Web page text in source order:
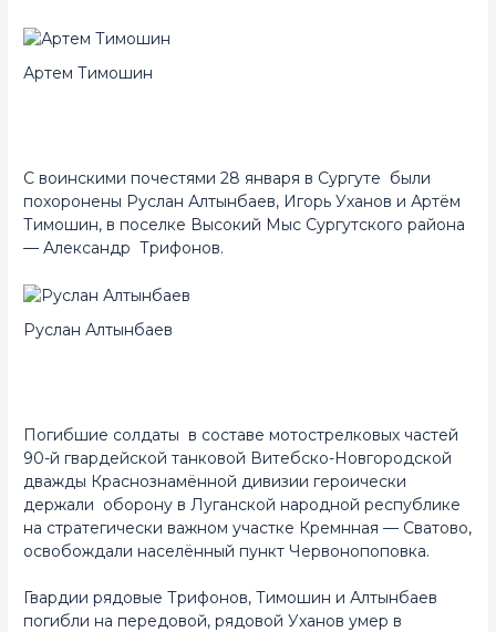
Артем Тимошин
С воинскими почестями 28 января в Сургуте были
похоронены Руслан Алтынбаев, Игорь Уханов и Артём
Тимошин, в поселке Высокий Мыс Сургутского района
— Александр Трифонов.
Руслан Алтынбаев
Погибшие солдаты в составе мотострелковых частей
90-й гвардейской танковой Витебско-Новгородской
дважды Краснознамённой дивизии героически
держали оборону в Луганской народной республике
на стратегически важном участке Кремнная — Сватово,
освобождали населённый пункт Червонопоповка.
Гвардии рядовые Трифонов, Тимошин и Алтынбаев
погибли на передовой, рядовой Уханов умер в